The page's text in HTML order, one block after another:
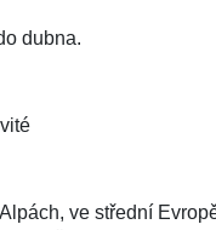
dubna.
ve střední